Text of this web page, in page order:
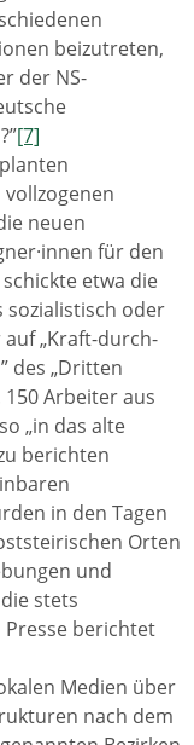
beizutreten,
der NS-
[7]
neuen
für den
etwa die
sozialistisch oder
„Kraft-durch-
des „Dritten
Arbeiter aus
„in das alte
berichten
in den Tagen
Orten
und
stets
berichtet
Medien über
nach dem